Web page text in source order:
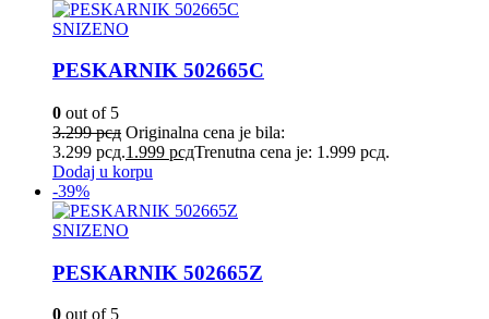
SNIZENO
PESKARNIK 502665C
0 out of 5
3.299рсд Originalna cena je bila:
3.299 рсд.1.999 рсдTrenutna cena je: 1.999 рсд.
Dodaj u korpu
-39%
SNIZENO
PESKARNIK 502665Z
0 out of 5